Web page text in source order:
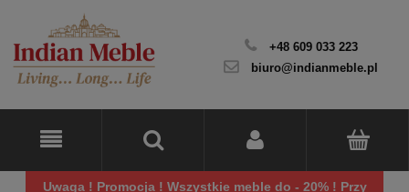
+48 609 033 223
biuro@indianmeble.pl
Uwaga ! Promocja ! Wszystkie meble do - 20% ! Przy